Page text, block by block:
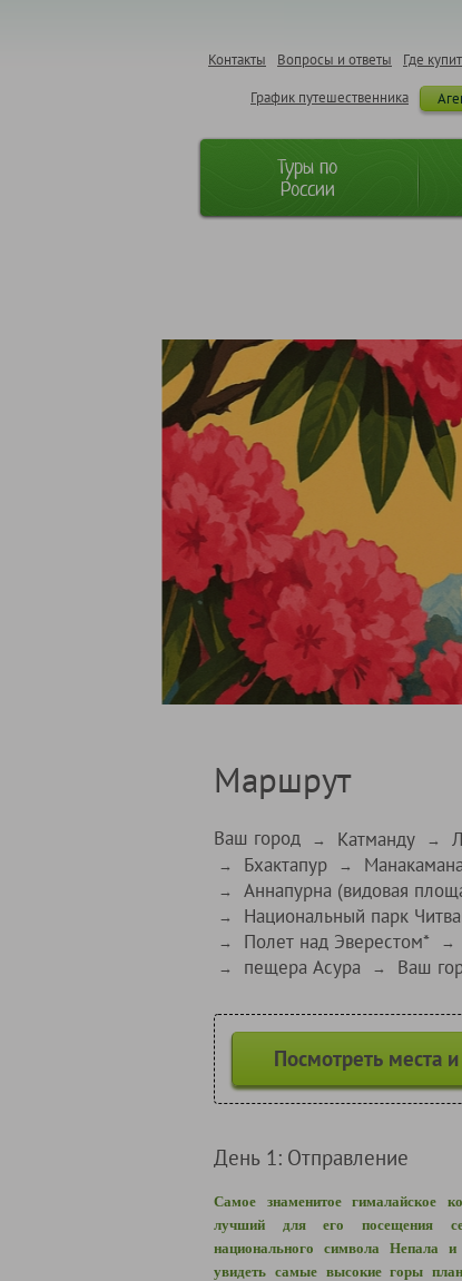
Где
Вопросы и ответы
Контакты
График путешественника
Туры по
России
Маршрут
Ваш город → Катманду →
→ Бхактапур →
→ Аннапурна (видовая
→ Национальный парк
→ Полет над Эверестом* →
→ пещера Асура → Ваш
Посмотреть места
День 1: Отправление
Самое знаменитое гималайское
лучший для его посещения
национального символа Непала и
увидеть самые высокие горы